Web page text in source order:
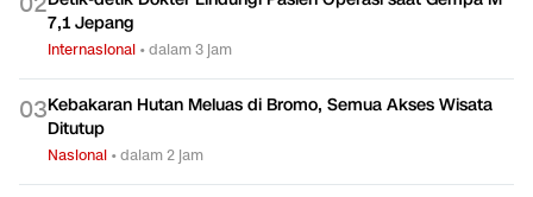
7,1 Jepang
Internasional •dalam 3 jam
03Kebakaran Hutan Meluas di Bromo, Semua Akses Wisata
Ditutup
Nasional •dalam 2 jam